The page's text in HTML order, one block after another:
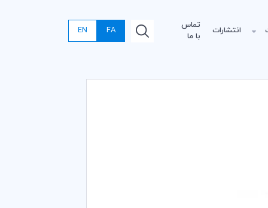
انتشارات
تماس
با ما
FA
EN